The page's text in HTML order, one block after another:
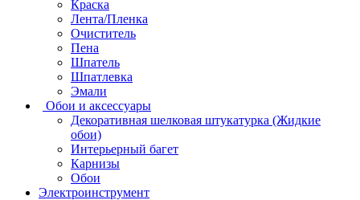
Краска
Лента/Пленка
Очиститель
Пена
Шпатель
Шпатлевка
Эмали
Обои и аксессуары
Декоративная шелковая штукатурка (Жидкие
обои)
Интерьерный багет
Карнизы
Обои
Электроинструмент